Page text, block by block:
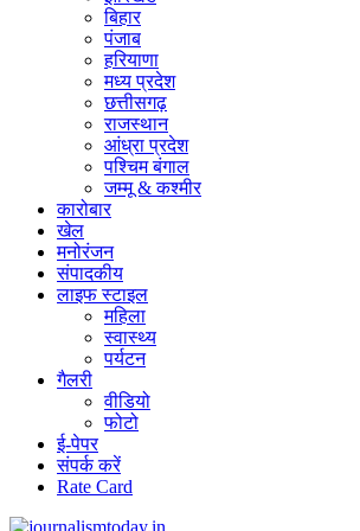
बिहार
पंजाब
हरियाणा
मध्य प्रदेश
छत्तीसगढ़
राजस्थान
आंध्रा प्रदेश
पश्चिम बंगाल
जम्मू & कश्मीर
कारोबार
खेल
मनोरंजन
संपादकीय
लाइफ स्टाइल
महिला
स्वास्थ्य
पर्यटन
गैलरी
वीडियो
फोटो
ई-पेपर
संपर्क करें
Rate Card